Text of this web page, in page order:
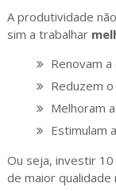
A produtividade
sim a trabalhar
Renovam a
Reduzem
Melhoram
Estimulam
Ou seja, investir
de maior qualidade